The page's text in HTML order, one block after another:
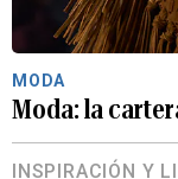
MODA
Moda: la
INSPIRACIÓN Y